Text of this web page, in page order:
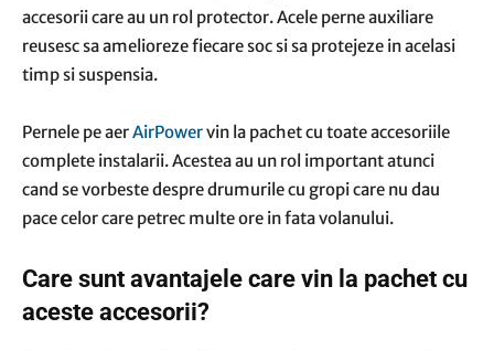
accesorii care au un rol protector. Acele perne auxiliare
reusesc sa amelioreze fiecare soc si sa protejeze in acelasi
timp si suspensia.
Pernele pe aerAirPowervin la pachet cu toate accesoriile
complete instalarii. Acestea au un rol important atunci
cand se vorbeste despre drumurile cu gropi care nu dau
pace celor care petrec multe ore in fata volanului.
Care sunt avantajele care vin la pachet cu
aceste accesorii?